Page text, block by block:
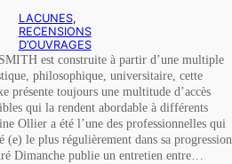
LACUNES
RECENSIONS
D’OUVRAGES
est construite à partir d’une multiple
philosophique, universitaire, cette
présente toujours une multitude d’accès
qui la rendent abordable à différents
Ollier a été l’une des professionnelles qui
(e) le plus régulièrement dans sa progression
Dimanche publie un entretien entre…